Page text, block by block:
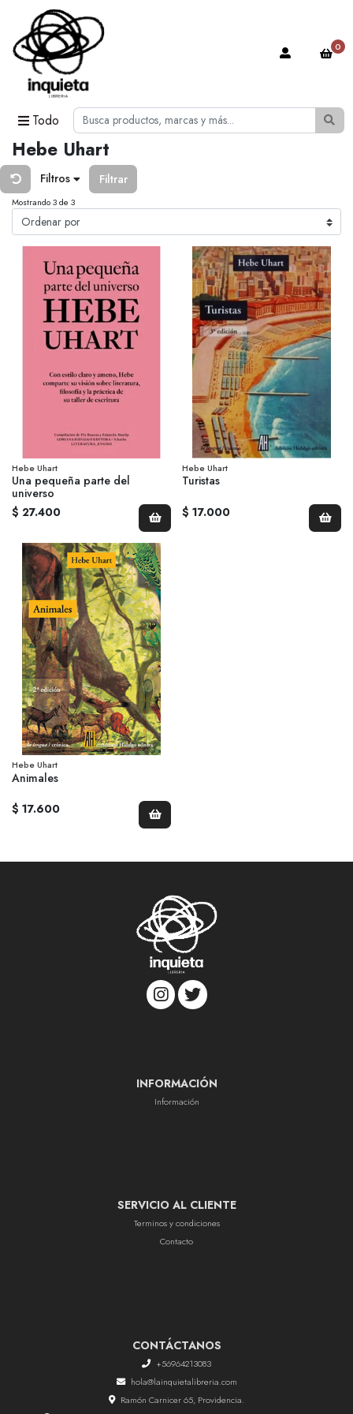
Todo
0
Hebe Uhart
Filtros Filtrar
Mostrando 3 de 3
Hebe Uhart
Una pequeña parte del
universo
$ 27.400
Hebe Uhart
Turistas
$ 17.000
Hebe Uhart
Animales
$ 17.600
INFORMACIÓN
Información
SERVICIO AL CLIENTE
Terminos y condiciones
Contacto
CONTÁCTANOS
+56964213083
hola@lainquietalibreria.com
Ramón Carnicer 65, Providencia.